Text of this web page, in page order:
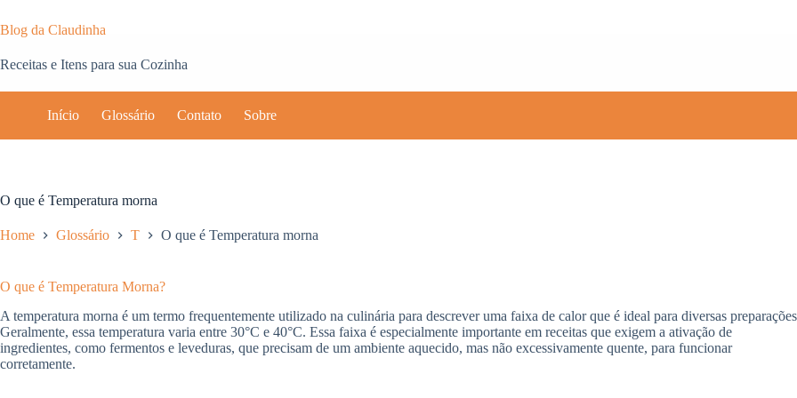
para
o
Blog da Claudinha
Receitas e Itens para sua Cozinha
Início Glossário Contato Sobre
O que é Temperatura morna
Home Glossário T O que é Temperatura morna
O que é Temperatura Morna?
A temperatura morna é um termo frequentemente utilizado na culinária para descrever uma faixa de calor que é ideal para diversas
Geralmente, essa temperatura varia entre 30°C e 40°C. Essa faixa é especialmente importante em receitas que exigem a ativação de
ingredientes, como fermentos e leveduras, que precisam de um ambiente aquecido, mas não excessivamente quente, para funcionar
corretamente.